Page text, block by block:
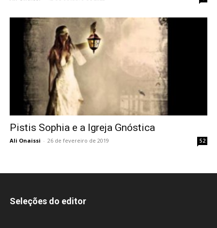
Pistis Sophia e a Igreja Gnóstica
Ali Onaissi - 26 de fevereiro de 2019 52
Seleções do editor